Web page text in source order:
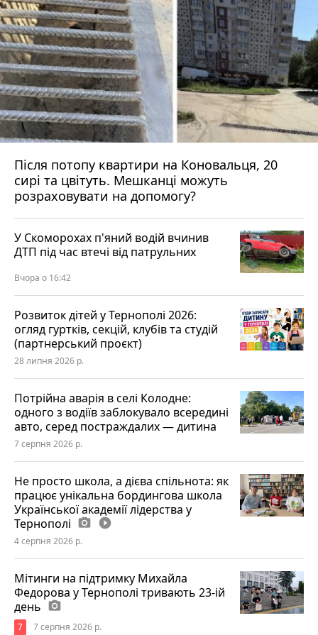
Після потопу квартири на Коновальця, 20
сирі та цвітуть. Мешканці можуть
розраховувати на допомогу?
У Скоморохах п'яний водій вчинив
ДТП під час втечі від патрульних
Вчора о 16:42
Розвиток дітей у Тернополі 2026:
огляд гуртків, секцій, клубів та студій
(партнерський проєкт)
28 липня 2026 р.
Потрійна аварія в селі Колодне:
одного з водіїв заблокувало всередині
авто, серед постраждалих — дитина
7 серпня 2026 р.
Не просто школа, а дієва спільнота: як
працює унікальна бордингова школа
Української академії лідерства у
Тернополі photo_camera play_circle_filled
4 серпня 2026 р.
Мітинги на підтримку Михайла
Федорова у Тернополі тривають 23-ій
день photo_camera
7 7 серпня 2026 р.